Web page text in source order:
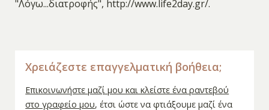
"Λόγω...διατροφής", http://www.life2day.gr/.
Χρειάζεστε επαγγελματική βοήθεια;
Επικοινωνήστε μαζί μου και κλείστε ένα ραντεβού
στο γραφείο μου, έτσι ώστε να φτιάξουμε μαζί ένα